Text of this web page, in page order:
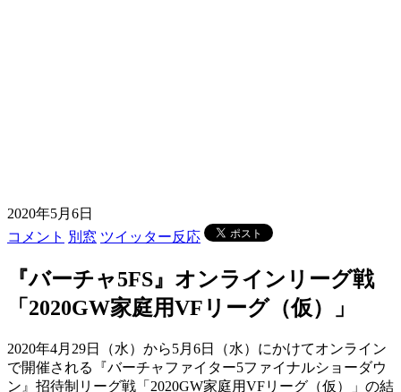
2020年5月6日
コメント 別窓 ツイッター反応
『バーチャ5FS』オンラインリーグ戦
「2020GW家庭用VFリーグ（仮）」
2020年4月29日（水）から5月6日（水）にかけてオンライン
で開催される『バーチャファイター5ファイナルショーダウ
ン』招待制リーグ戦「2020GW家庭用VFリーグ（仮）」の結